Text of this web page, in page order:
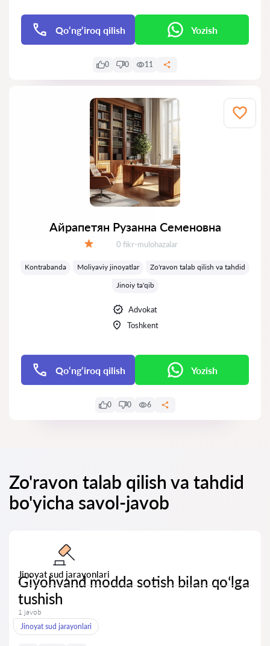
Qo‘ng‘iroq qilish Yozish
0 0 11
Айрапетян Рузанна Семеновна
Fikrlar:
0 fikr-mulohazalar
Kontrabanda Moliyaviy jinoyatlar
Zo'ravon talab qilish va tahdid
Jinoiy ta'qib
Advokat
Toshkent
Qo‘ng‘iroq qilish Yozish
0 0 6
Zo'ravon talab qilish va tahdid
bo'yicha savol-javob
Jinoyat sud jarayonlari
Giyohvand modda sotish bilan qoʻlga
tushish
1 javob
Jinoyat sud jarayonlari